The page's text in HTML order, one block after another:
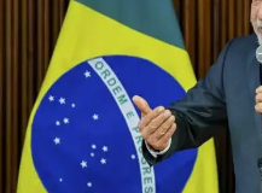
apresentada no contexto
O Estádio Municipal 1º de
histórica com os
servir novamente como
manifestação política